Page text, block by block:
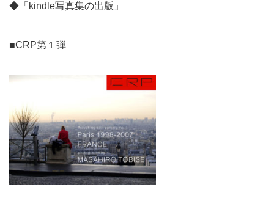
◆「kindle写真集の出版」
■CRP第１弾